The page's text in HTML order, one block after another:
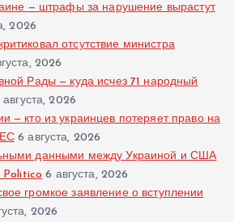
— штрафы за нарушение вырастут
2026
отсутствие министра
2026
Рады — куда исчез 71 народный
августа, 2026
— кто из украинцев потеряет право на
6 августа, 2026
данными между Украиной и США
Politico 6 августа, 2026
громкое заявление о вступлении
2026